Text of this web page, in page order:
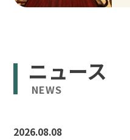
ニュース
NEWS
2026.08.08